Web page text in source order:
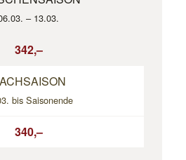
– 13.03.
342,–
bis Saisonende
340,–